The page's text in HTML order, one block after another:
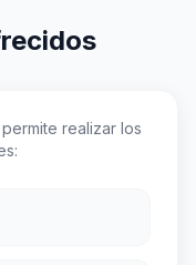
realizar los